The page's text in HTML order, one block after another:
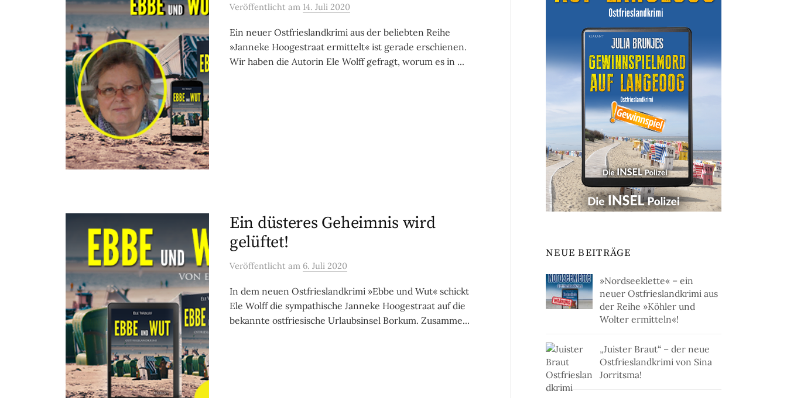
Veröffentlicht am 14. Juli 2020
Ein neuer Ostfrieslandkrimi aus der beliebten Reihe
»Janneke Hoogestraat ermittelt« ist gerade erschienen.
Wir haben die Autorin Ele Wolff gefragt, worum es in ...
Ein düsteres Geheimnis wird
gelüftet!
Veröffentlicht am 6. Juli 2020
In dem neuen Ostfrieslandkrimi »Ebbe und Wut« schickt
Ele Wolff die sympathische Janneke Hoogestraat auf die
bekannte ostfriesische Urlaubsinsel Borkum. Zusamme...
NEUE BEITRÄGE
»Nordseeklette« – ein
neuer Ostfrieslandkrimi aus
der Reihe »Köhler und
Wolter ermitteln«!
„Juister Braut“ – der neue
Ostfrieslandkrimi von Sina
Jorritsma!